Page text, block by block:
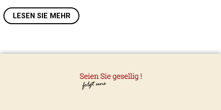
LESEN SIE MEHR